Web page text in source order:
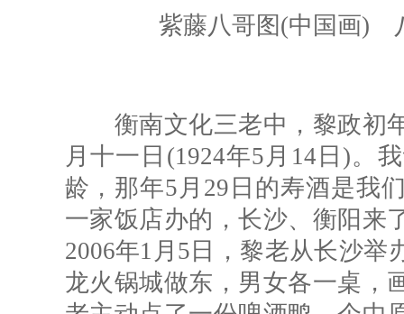
紫藤八哥图(中国画)
衡南文化三老中，黎政初
月十一日(1924年5月14日)。
龄，那年5月29日的寿酒是我
一家饭店办的，长沙、衡阳来
2006年1月5日，黎老从长沙
龙火锅城做东，男女各一桌，